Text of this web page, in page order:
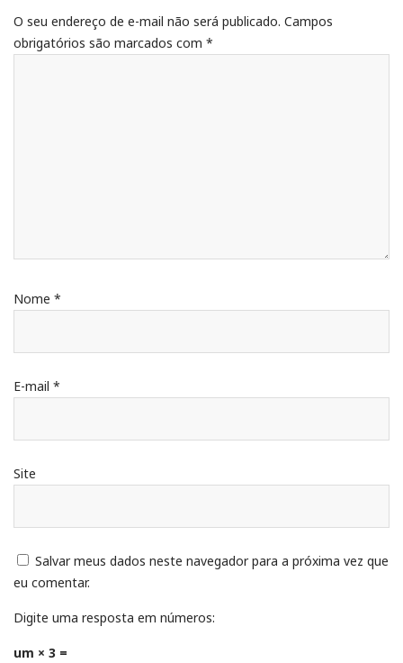
O seu endereço de e-mail não será publicado. Campos
obrigatórios são marcados com *
Nome *
E-mail *
Site
Salvar meus dados neste navegador para a próxima vez que
eu comentar.
Digite uma resposta em números:
um × 3 =